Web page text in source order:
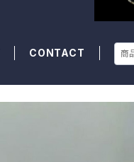
CONTACT